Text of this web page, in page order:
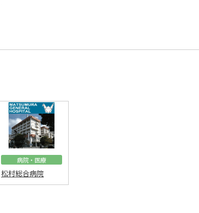
病院・医療
松村総合病院